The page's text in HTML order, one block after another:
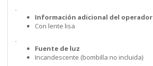
.
Información adicional del operador
Con lente lisa
.
Fuente de luz
Incandescente (bombilla no incluida)